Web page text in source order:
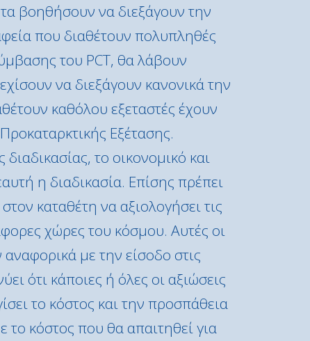
βοηθήσουν να διεξάγουν την
που διαθέτουν πολυπληθές
του PCT, θα λάβουν
να διεξάγουν κανονικά την
καθόλου εξεταστές έχουν
Εξέτασης.
το οικονομικό και
η διαδικασία. Επίσης πρέπει
καταθέτη να αξιολογήσει τις
χώρες του κόσμου. Αυτές οι
με την είσοδο στις
ότι κάποιες ή όλες οι αξιώσεις
το κόστος και την προσπάθεια
το κόστος που θα απαιτηθεί για